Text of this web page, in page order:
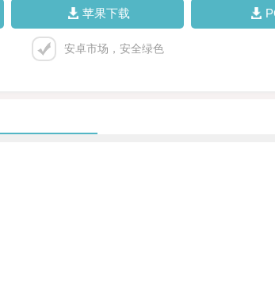
苹果下载
安卓市场，安全绿色